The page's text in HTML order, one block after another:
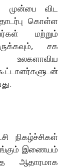
முன்பை விட
கொள்ள
மற்றும்
சக
உலகளாவிய
நிகழ்ச்சிகள்
இணையம்
ஆதாரமாக